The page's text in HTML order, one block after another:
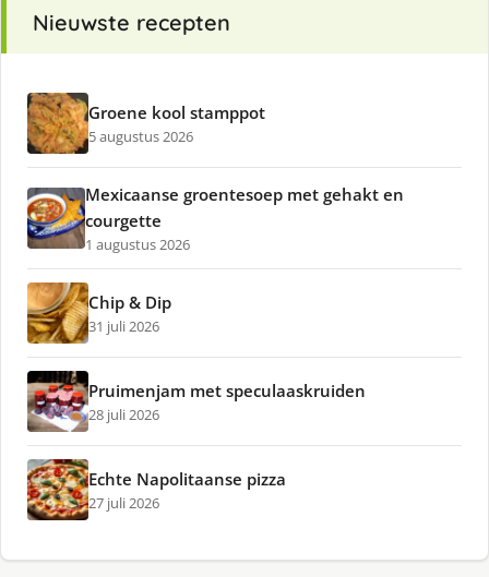
Nieuwste recepten
Groene kool stamppot
5 augustus 2026
Mexicaanse groentesoep met gehakt en
courgette
1 augustus 2026
Chip & Dip
31 juli 2026
Pruimenjam met speculaaskruiden
28 juli 2026
Echte Napolitaanse pizza
27 juli 2026